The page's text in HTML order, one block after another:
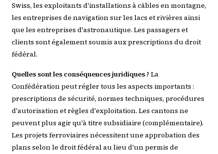
Swiss, les exploitants d'installations à câbles en montagne,
les entreprises de navigation sur les lacs et rivières ainsi
que les entreprises d'astronautique. Les passagers et
clients sont également soumis aux prescriptions du droit
fédéral.
Quelles sont les conséquences juridiques ? La
Confédération peut régler tous les aspects importants :
prescriptions de sécurité, normes techniques, procédures
d'autorisation et règles d'exploitation. Les cantons ne
peuvent plus agir qu'à titre subsidiaire (complémentaire).
Les projets ferroviaires nécessitent une approbation des
plans selon le droit fédéral au lieu d'un permis de